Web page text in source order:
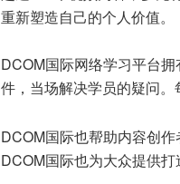
重新塑造自己的个人价值。
DCOM国际网络学习平台
件，当场解决学员的疑问。
DCOM国际也帮助内容创
DCOM国际也为大众提供